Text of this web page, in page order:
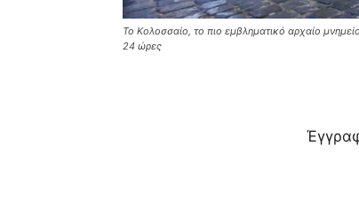
Το Κολοσσαίο, το πιο εμβληματικό αρχαίο
24 ώρες